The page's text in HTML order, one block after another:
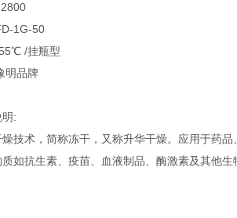
1G-50
/挂瓶型
明品牌
:
技术，简称冻干，又称升华干燥。应用于药品
如抗生素、疫苗、血液制品、酶激素及其他生